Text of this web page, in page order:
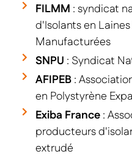
FILMM : syndicat
d'Isolants en
Manufacturées
SNPU : Syndicat
AFIPEB:
en Polystyrène
Exiba France:
producteurs
extrudé